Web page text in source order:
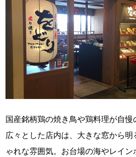
国産銘柄鶏の焼き鳥や鶏料理が自慢
広々とした店内は、大きな窓から明
ゃれな雰囲気。お台場の海やレイン